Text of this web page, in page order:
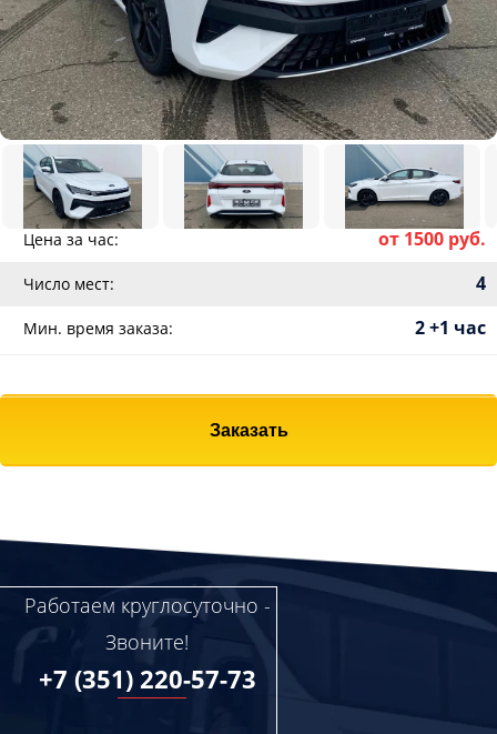
Цена за час: от 1500 руб.
Число мест: 4
Мин. время заказа: 2 +1 час
Заказать
Работаем круглосуточно -
Звоните!
+7 (351) 220-57-73